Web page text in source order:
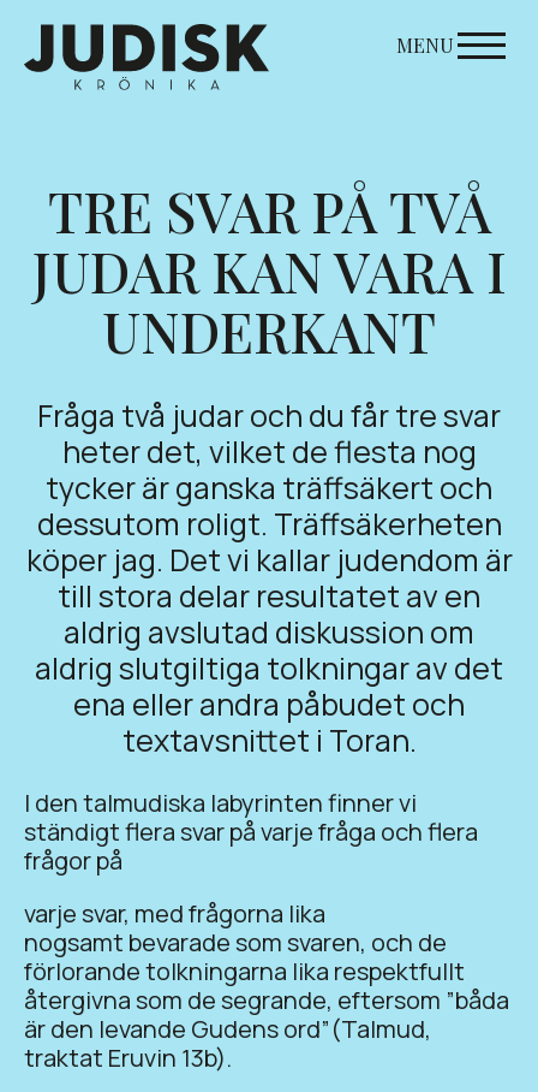
content
MENU
TRE SVAR PÅ TVÅ
JUDAR KAN VARA I
UNDERKANT
Fråga två judar och du får tre svar
heter det, vilket de flesta nog
tycker är ganska träffsäkert och
dessutom roligt. Träffsäkerheten
köper jag. Det vi kallar judendom är
till stora delar resultatet av en
aldrig avslutad diskussion om
aldrig slutgiltiga tolkningar av det
ena eller andra påbudet och
textavsnittet i Toran.
I den talmudiska labyrinten finner vi
ständigt flera svar på varje fråga och flera
frågor på
varje svar, med frågorna lika
nogsamt bevarade som svaren, och de
förlorande tolkningarna lika respektfullt
återgivna som de segrande, eftersom ”båda
är den levande Gudens ord”(Talmud,
traktat Eruvin 13b).